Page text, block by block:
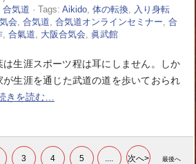
合気道 · Tags: Aikido, 体の転換, 入り身転
会, 合気道, 合気道オンラインセミナー, 合
, 合氣道, 大阪合気会, 眞武館
生涯スポーツ程は耳にしません。しか
が生涯を通じた武道の道を歩いておられ
きを読む…
3 4 5 .... 次へ> 最後へ